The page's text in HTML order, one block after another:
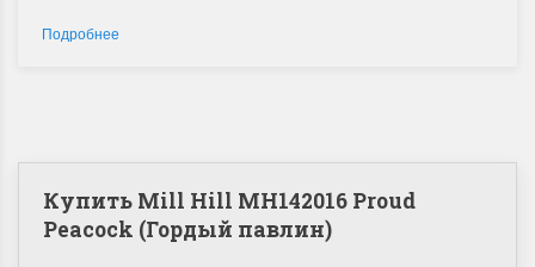
Подробнее
Купить Mill Hill MH142016 Proud
Peacock (Гордый павлин)